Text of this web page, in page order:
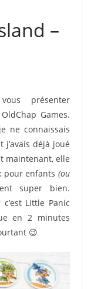
–
présenter
Games.
ne connaissais
j’avais déjà joué
maintenant, elle
pour enfants (ou
super bien.
Little Panic
en 2 minutes
😉